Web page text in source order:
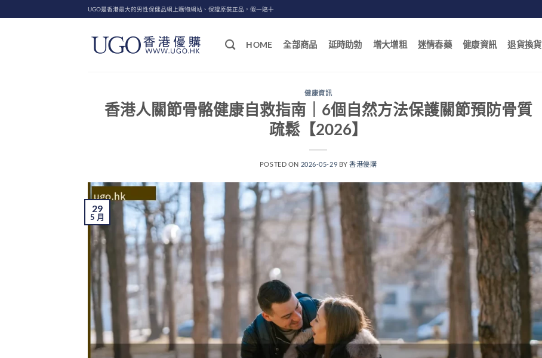
to
UGO是香港最大的男性保健品網上購物網站、保證原裝正品，假一賠十
HOME 全部商品 延時助勃 增大增粗 迷情春藥 健康資訊 退貨換貨
健康資訊
香港人關節骨骼健康自救指南｜6個自然方法保護關節預防骨質
疏鬆【2026】
POSTED ON 2026-05-29 BY香港優購
29
5 月